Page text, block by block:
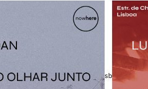
de Luiza Baldan, no NowHere Lisboa